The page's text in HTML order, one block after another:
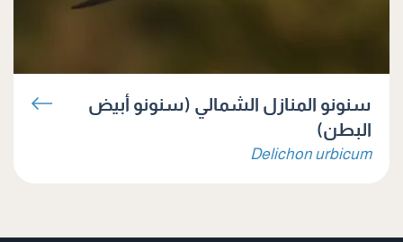
سنونو المنازل الشمالي (سنونو أبيض
البطن)
Delichon urbicum